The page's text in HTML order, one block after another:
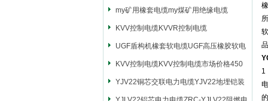
my矿用橡套电缆my煤矿用绝缘电缆
KVV控制电缆KVVR控制电缆
UGF盾构机橡套软电缆UGF高压橡胶软电
缆
KVV控制电缆KVV控制电缆市场价格450
YJV22铜芯交联电力电缆YJV22地埋铠装
1